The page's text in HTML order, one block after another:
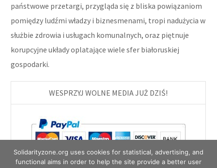
państwowe przetargi, przygląda się z bliska powiązaniom
pomiędzy ludźmi władzy i biznesmenami, tropi nadużycia w
służbie zdrowia i usługach komunalnych, oraz piętnuje
korupcyjne układy oplatające wiele sfer białoruskiej
gospodarki.
WESPRZYJ WOLNE MEDIA JUŻ DZIŚ!
Solidarityzone.org uses cookies for statistical, advertising, and
functional aims in order to help the site provide a better user